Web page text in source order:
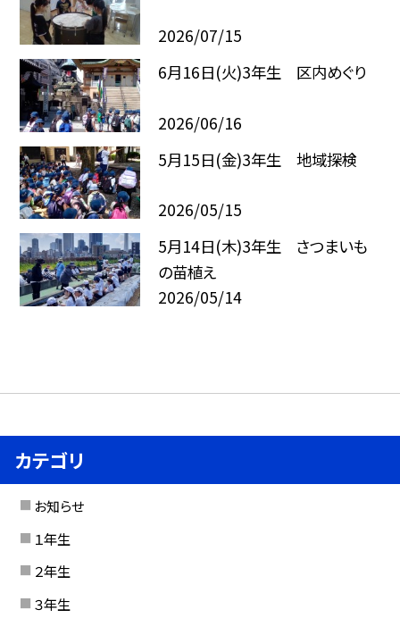
2026/07/15
6月16日(火)3年生 区内めぐり
2026/06/16
5月15日(金)3年生 地域探検
2026/05/15
5月14日(木)3年生 さつまいも
の苗植え
2026/05/14
カテゴリ
お知らせ
１年生
２年生
３年生